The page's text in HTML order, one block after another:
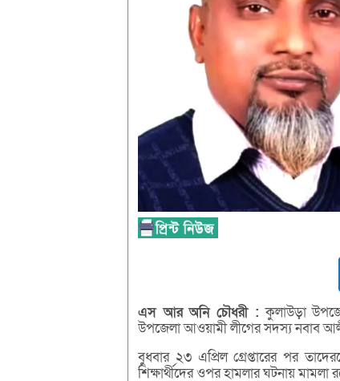
এসআরঅনি চৌধরী :কুলাউড়া
উপজেলা আওয়ামী লীগের সদস্য নবাব
বুধবার ২৩ এপ্রিল গ্রেপ্তারের পর
শিক্ষার্থীদের ওপর হামলার ঘটনায় মামলা